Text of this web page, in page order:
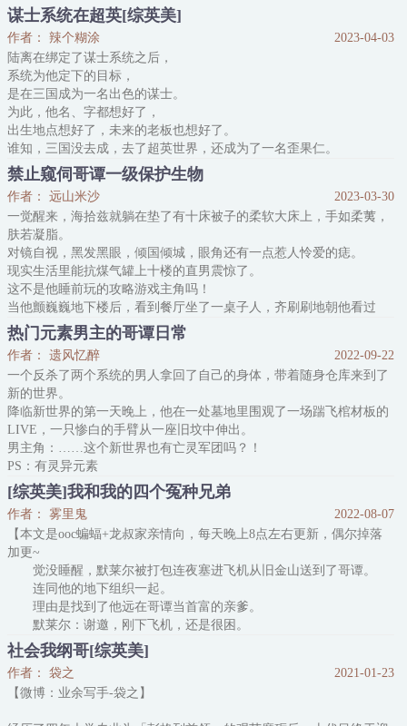
赫尔克里是那个嫌疑人。
他看了看自己畸形的面板。
赫尔克里：……我可以解释。
阅读须知：
1 综了超英、变种人和一些英美剧，哪个有趣写哪个
2 既搞事又搞事业，时间线非常靠前，比如刚出道的蝙蝠，问就是出
名要趁早
3 会有一些尽量靠谱的悬疑推理情节，对反派不友好
内容标签：
谋士系统在超英[综英美]
作者： 辣个糊涂
2023-04-03
陆离在绑定了谋士系统之后，
系统为他定下的目标，
是在三国成为一名出色的谋士。
为此，他名、字都想好了，
出生地点想好了，未来的老板也想好了。
谁知，三国没去成，去了超英世界，还成为了一名歪果仁。
都这样了，系统定下的目标，也只是从成为三国的出色谋士，
变为了成为超英世界的出色谋士。
求问：他现在去种花家考公务员，算是成为出色谋士吗？或者，在外
国当公务员？！
对此，系统真诚的建议道：经系统检索，超英世界有个职位，叫做顾
问……
*
cp是超人~
内容标签：西方名著英美衍生天之骄子超级
禁止窥伺哥谭一级保护生物
作者： 远山米沙
2023-03-30
一觉醒来，海拾兹就躺在垫了有十床被子的柔软大床上，手如柔荑，
肤若凝脂。
对镜自视，黑发黑眼，倾国倾城，眼角还有一点惹人怜爱的痣。
现实生活里能抗煤气罐上十楼的直男震惊了。
这不是他睡前玩的攻略游戏主角吗！
当他颤巍巍地下楼后，看到餐厅坐了一桌子人，齐刷刷地朝他看过
来。
为首的那个禁欲男人是他爹，哥谭首富布鲁斯，他为游戏里能享受奢
靡生活特意找的经济保障人。
另一视角：
大蝙蝠与邪恶博士反派大战数回合，终于将其打趴，解救困在实验室
的数个实验体。
邪恶博士虽研究多年，研究对象却诡异地集中在一号实
热门元素男主的哥谭日常
作者： 遗风忆醉
2022-09-22
一个反杀了两个系统的男人拿回了自己的身体，带着随身仓库来到了
新的世界。
降临新世界的第一天晚上，他在一处墓地里围观了一场踹飞棺材板的
LIVE，一只惨白的手臂从一座旧坟中伸出。
男主角：……这个新世界也有亡灵军团吗？！
PS：有灵异元素
PSS：走亲情向，男主混血，身体18岁成年，本身就有魔法天赋，幼
年体能量波动穿越主世界，因为灵魂特殊被游戏系统绑定穿越游戏世
界，在反杀系统X2之后，拿回了自己的身体，也回到了原本的超英混
合世界，因为主世界跟初始世界的流速不同，所以年龄跟他爹不匹
配，如果在初始世界长大
[综英美]我和我的四个冤种兄弟
作者： 雾里鬼
2022-08-07
【本文是ooc蝙蝠+龙叔家亲情向，每天晚上8点左右更新，偶尔掉落
加更~
觉没睡醒，默莱尔被打包连夜塞进飞机从旧金山送到了哥谭。
连同他的地下组织一起。
理由是找到了他远在哥谭当首富的亲爹。
默莱尔：谢邀，刚下飞机，还是很困。
因为超能力的缘故，默莱尔看起来一副碰一下就会死的模样。
他新认的兄弟们不得不对他万分小心，深怕他突然就搁那儿了搁
那儿了。
背地里，默莱尔在哥谭干起了老本行，他先是挖了红头罩在警局
社会我纲哥[综英美]
作者： 袋之
2021-01-23
【微博：业余写手-袋之】